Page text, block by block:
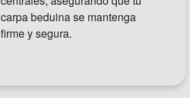
carpa beduina se mantenga
firme y segura.